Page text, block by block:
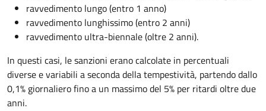
ravvedimento lungo (entro 1 anno)
ravvedimento lunghissimo (entro 2 anni)
ravvedimento ultra-biennale (oltre 2 anni).
In questi casi, le sanzioni erano calcolate in percentuali
diverse e variabili a seconda della tempestività, partendo dallo
0,1% giornaliero fino a un massimo del 5% per ritardi oltre due
anni.